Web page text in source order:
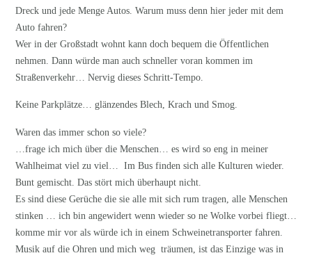
Dreck und jede Menge Autos. Warum muss denn hier jeder mit dem
Auto fahren?
Wer in der Großstadt wohnt kann doch bequem die Öffentlichen
nehmen. Dann würde man auch schneller voran kommen im
Straßenverkehr… Nervig dieses Schritt-Tempo.
Keine Parkplätze… glänzendes Blech, Krach und Smog.
Waren das immer schon so viele?
…frage ich mich über die Menschen… es wird so eng in meiner
Wahlheimat viel zu viel… Im Bus finden sich alle Kulturen wieder.
Bunt gemischt. Das stört mich überhaupt nicht.
Es sind diese Gerüche die sie alle mit sich rum tragen, alle Menschen
stinken … ich bin angewidert wenn wieder so ne Wolke vorbei fliegt…
komme mir vor als würde ich in einem Schweinetransporter fahren.
Musik auf die Ohren und mich weg träumen, ist das Einzige was in